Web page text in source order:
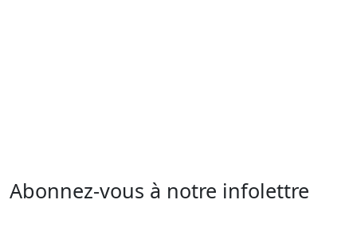
Abonnez-vous à notre infolettre